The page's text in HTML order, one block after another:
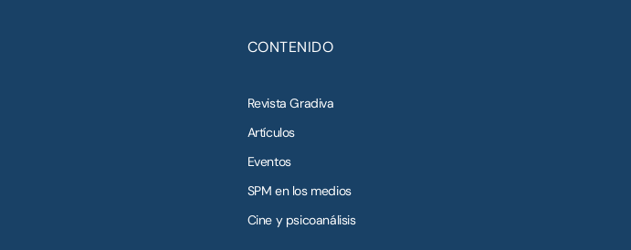
CONTENIDO
Revista Gradiva
Artículos
Eventos
SPM en los medios
Cine y psicoanálisis